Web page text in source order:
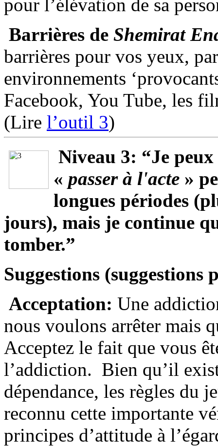
pour l’élévation de sa
Barrières de Shemirat
barrières pour vos yeux,
environnements
Facebook, You Tube, les
(Lire l’outil 3)
Niveau 3: “Je
« passer à l'acte »
longues périodes
jours), mais je continue
tomber.”
Suggestions (suggestions
Acceptation: Une
nous voulons arrêter mais
Acceptez le fait que vous
l’addiction. Bien qu’il
dépendance, les règles du
reconnu cette importante
principes d’attitude à